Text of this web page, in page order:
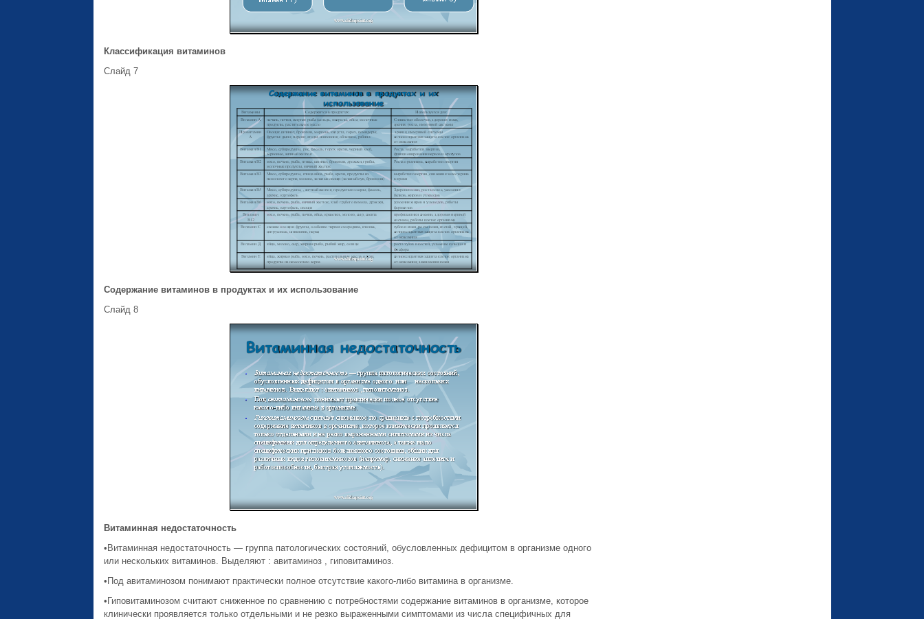
Классификация витаминов
Слайд 7
Содержание витаминов в продуктах и их использование
Слайд 8
Витаминная недостаточность
•Витаминная недостаточность — группа патологических состояний, обусловленных дефицитом в организме одного
или нескольких витаминов. Выделяют : авитаминоз , гиповитаминоз.
•Под авитаминозом понимают практически полное отсутствие какого-либо витамина в организме.
•Гиповитаминозом считают сниженное по сравнению с потребностями содержание витаминов в организме, которое
клинически проявляется только отдельными и не резко выраженными симптомами из числа специфичных для